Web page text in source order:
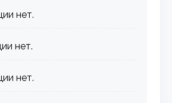
нет.
нет.
нет.